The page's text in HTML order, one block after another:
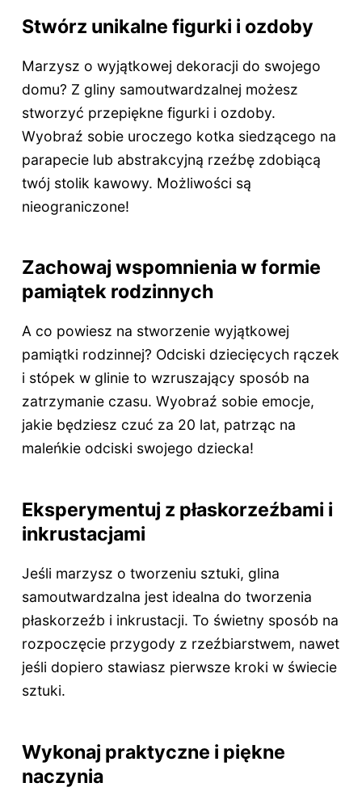
Stwórz unikalne figurki i ozdoby
Marzysz o wyjątkowej dekoracji do swojego
domu? Z gliny samoutwardzalnej możesz
stworzyć przepiękne figurki i ozdoby.
Wyobraź sobie uroczego kotka siedzącego na
parapecie lub abstrakcyjną rzeźbę zdobiącą
twój stolik kawowy. Możliwości są
nieograniczone!
Zachowaj wspomnienia w formie
pamiątek rodzinnych
A co powiesz na stworzenie wyjątkowej
pamiątki rodzinnej? Odciski dziecięcych rączek
i stópek w glinie to wzruszający sposób na
zatrzymanie czasu. Wyobraź sobie emocje,
jakie będziesz czuć za 20 lat, patrząc na
maleńkie odciski swojego dziecka!
Eksperymentuj z płaskorzeźbami i
inkrustacjami
Jeśli marzysz o tworzeniu sztuki, glina
samoutwardzalna jest idealna do tworzenia
płaskorzeźb i inkrustacji. To świetny sposób na
rozpoczęcie przygody z rzeźbiarstwem, nawet
jeśli dopiero stawiasz pierwsze kroki w świecie
sztuki.
Wykonaj praktyczne i piękne
naczynia